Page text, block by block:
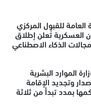
العامة للقبول المركزي
العسكرية تُعلن إطلاق
الذكاء الاصطناعي
الموارد البشرية
وتجديد الإقامة
بمدد تبدأ من ثلاثة